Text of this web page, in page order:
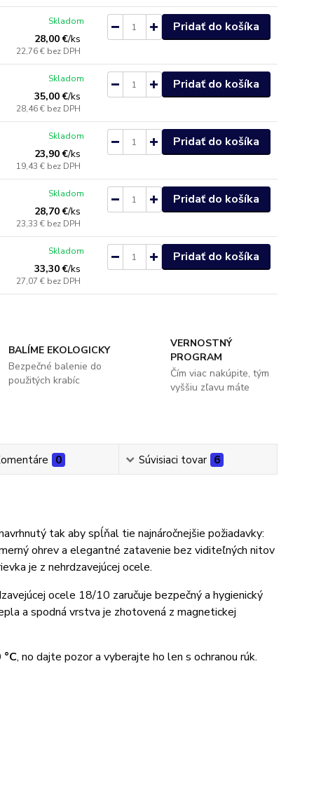
28,00 €/ks
22,76 € bez DPH
Skladom Pridať do košíka
35,00 €/ks
28,46 € bez DPH
Skladom Pridať do košíka
23,90 €/ks
19,43 € bez DPH
Skladom Pridať do košíka
28,70 €/ks
23,33 € bez DPH
Skladom Pridať do košíka
33,30 €/ks
27,07 € bez DPH
Skladom Pridať do košíka
BALÍME EKOLOGICKY
Bezpečné balenie do
použitých krabíc
VERNOSTNÝ
PROGRAM
Čím viac nakúpite, tým
vyššiu zľavu máte
0 Súvisiaci tovar 6
tak aby spĺňal tie najnáročnejšie požiadavky:
ohrev a elegantné zatavenie bez viditeľných nitov
je z nehrdzavejúcej ocele.
ocele 18/10 zaručuje bezpečný a hygienický
a spodná vrstva je zhotovená z magnetickej
, no dajte pozor a vyberajte ho len s ochranou rúk.